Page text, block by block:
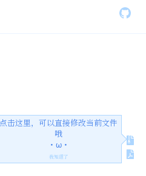
点击这里，可以直接修改当前文件
哦
・ω・
我知道了